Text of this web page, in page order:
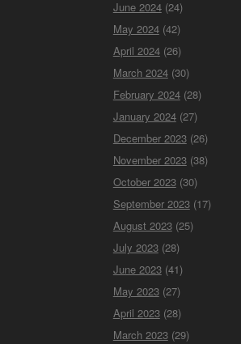
June 2024(24)
May 2024(42)
April 2024(26)
March 2024(30)
February 2024(28)
January 2024(27)
December 2023(26)
November 2023(38)
October 2023(30)
September 2023(17)
August 2023(25)
July 2023(28)
June 2023(41)
May 2023(27)
April 2023(28)
March 2023(29)